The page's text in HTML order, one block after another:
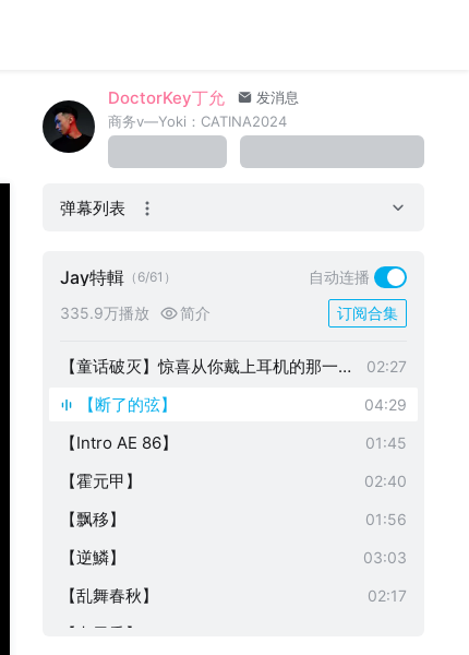
DoctorKey丁允
发消息
商务v—Yoki：CATINA2024
弹幕列表
Jay特輯 （6/61）
自动连播
335.9万播放
简介 订阅合集
【那天下雨了】G调燃唱晴天的续篇！ 01:31
【花海】花海 但是 雨下一整晚！ 02:18
【菊花台】神级前奏和间奏！！！ 01:05
【童话破灭】惊喜从你戴上耳机的那一刻
开始
02:27
【断了的弦】 04:29
【Intro AE 86】 01:45
【霍元甲】 02:40
【飘移】 01:56
【逆鱗】 03:03
【乱舞春秋】 02:17
【七里香】